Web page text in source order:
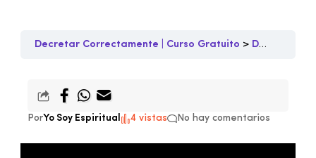
Decretar Correctamente | Curso Gratuito Decretos y Meditaciones 3
PorYo Soy Espiritual 4 vistas No hay comentarios